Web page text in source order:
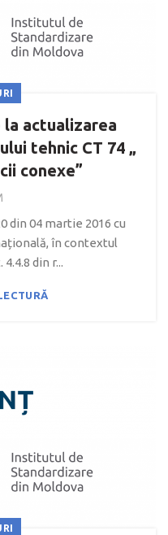
actualizarea
tehnic CT 74 „
conexe”
din 04 martie 2016 cu
în contextul
din r...